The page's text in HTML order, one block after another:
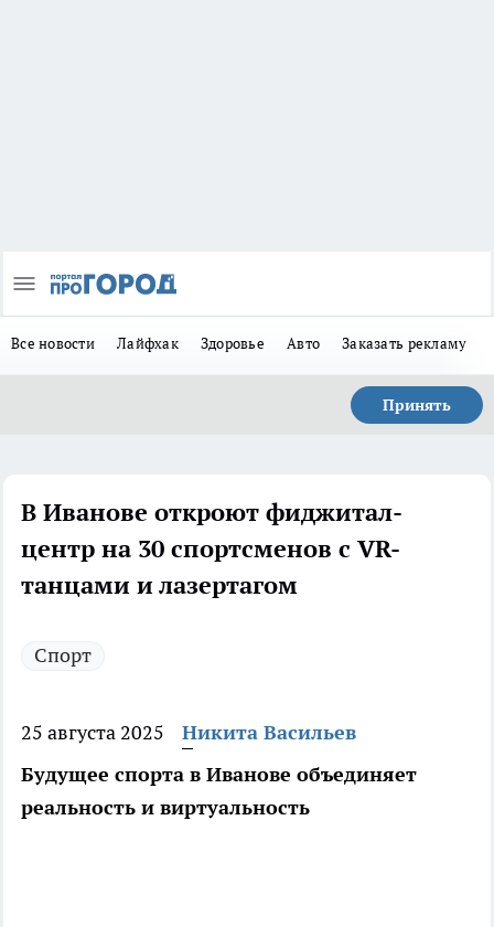
Все новости Лайфхак Здоровье Авто Заказать рекламу
Принять
В Иванове откроют фиджитал-
центр на 30 спортсменов с VR-
танцами и лазертагом
Спорт
25 августа 2025
Никита Васильев
Будущее спорта в Иванове объединяет
реальность и виртуальность